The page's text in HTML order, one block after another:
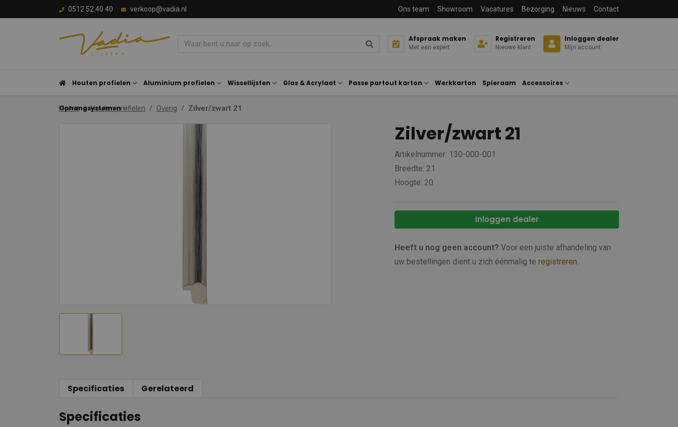
0512 52 40 40 verkoop@vadia.nl Ons team Showroom Vacatures Bezorging Nieuws Contact
Afspraak maken
Met een expert
Registreren
Nieuwe klant
Inloggen dealer
Mijn account
Houten profielen Aluminium profielen Wissellijsten Glas & Acrylaat Passe partout karton Werkkarton Spieraam Accessoires
Ophangsystemen
Home Houten profielen Overig Zilver/zwart 21
Zilver/zwart 21
Artikelnummer: 130-000-001
Breedte: 21
Hoogte: 20
Inloggen dealer
Heeft u nog geen account? Voor een juiste afhandeling van
uw bestellingen dient u zich éénmalig te registreren.
Specificaties Gerelateerd
Specificaties